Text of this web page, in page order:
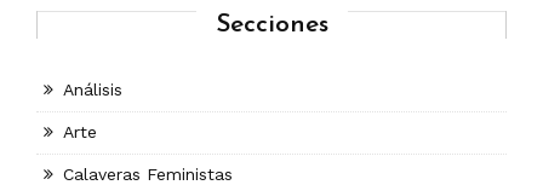
Secciones
Análisis
Arte
Calaveras Feministas